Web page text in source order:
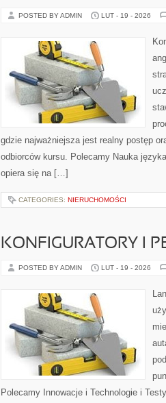
POSTED BY ADMIN LUT - 19 - 2026
gdzie najważniejsza jest realny postęp
odbiorców kursu. Polecamy Nauka
opiera się na […]
CATEGORIES: NIERUCHOMOŚCI
KONFIGURATORY I
POSTED BY ADMIN LUT - 19 - 2026
Polecamy Innowacje i Technologie i